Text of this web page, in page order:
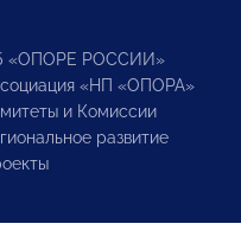
«ОПОРЕ РОССИИ»
«НП «ОПОРА»
и Комиссии
развитие